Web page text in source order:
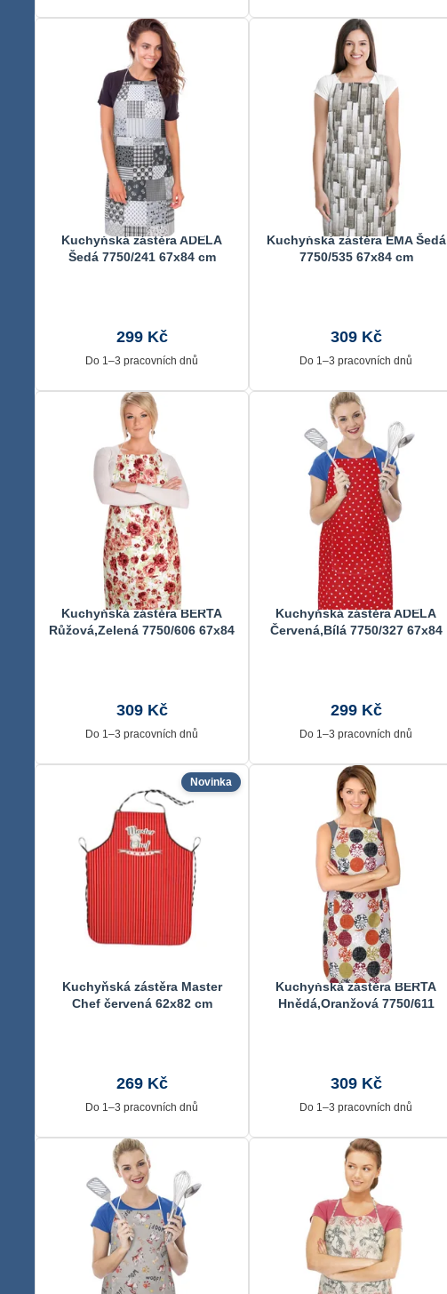
Kuchyňská zástěra ADÉLA
Šedá 7750/241 67x84 cm
299 Kč
Do 1–3 pracovních dnů
Kuchyňská zástěra EMA Šedá
7750/535 67x84 cm
309 Kč
Do 1–3 pracovních dnů
Kuchyňská zástěra BERTA
Růžová,Zelená 7750/606 67x84
309 Kč
Do 1–3 pracovních dnů
Kuchyňská zástěra ADÉLA
Červená,Bílá 7750/327 67x84
299 Kč
Do 1–3 pracovních dnů
Kuchyňská zástěra Master
Chef červená 62x82 cm
Novinka
269 Kč
Do 1–3 pracovních dnů
Kuchyňská zástěra BERTA
Hnědá,Oranžová 7750/611
309 Kč
Do 1–3 pracovních dnů